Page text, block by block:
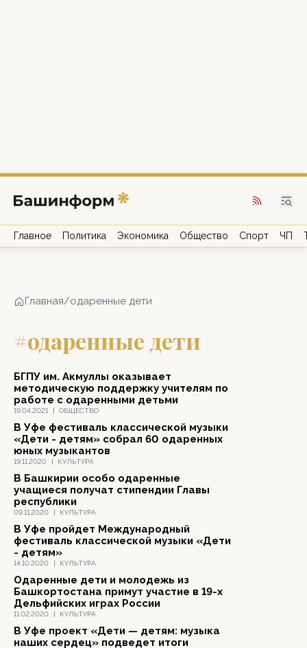
Главное Политика Экономика Общество Спорт ЧП
Главная/одаренные дети
#одаренные дети
19.04.2021 | ОБЩЕСТВО
БГПУ им. Акмуллы оказывает
методическую поддержку учителям по
работе с одаренными детьми
19.11.2020 | КУЛЬТУРА
В Уфе фестиваль классической музыки
«Дети - детям» собрал 60 одаренных
юных музыкантов
09.11.2020 | КУЛЬТУРА
В Башкирии особо одаренные
учащиеся получат стипендии Главы
республики
14.10.2020 | КУЛЬТУРА
В Уфе пройдет Международный
фестиваль классической музыки «Дети
- детям»
11.02.2020 | КУЛЬТУРА
Одаренные дети и молодежь из
Башкортостана примут участие в 19-х
Дельфийских играх России
В Уфе проект «Дети — детям: музыка
наших сердец» подведет итоги